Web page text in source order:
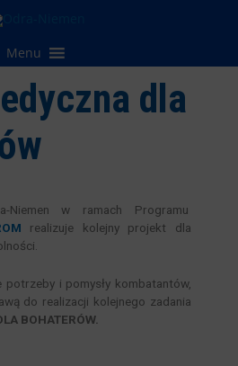
Menu
dla
Niemen w ramach Programu
realizuje kolejny projekt dla
potrzeby i pomysły kombatantów,
do realizacji kolejnego zadania
BOHATERÓW.